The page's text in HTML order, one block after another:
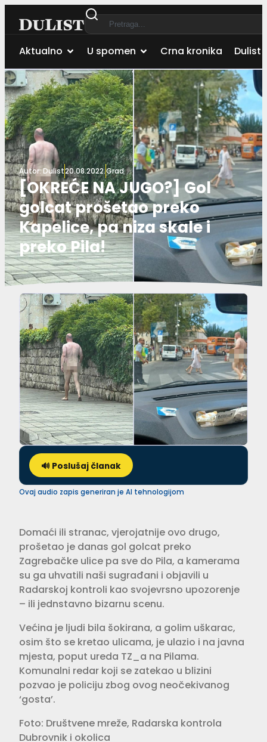
Aktualno U spomen Crna kronika Dulist
Autor:Dulist20.08.2022.Grad
[OKREĆE NA JUGO?] Gol
golcat prošetao preko
Kapelice, pa niza skale i
preko Pila!
🔊 Poslušaj članak
Ovaj audio zapis generiran je AI tehnologijom
Domaći ili stranac, vjerojatnije ovo drugo,
prošetao je danas gol golcat preko
Zagrebačke ulice pa sve do Pila, a kamerama
su ga uhvatili naši sugrađani i objavili u
Radarskoj kontroli kao svojevrsno upozorenje
– ili jednstavno bizarnu scenu.
Većina je ljudi bila šokirana, a golim uškarac,
osim što se kretao ulicama, je ulazio i na javna
mjesta, poput ureda TZ_a na Pilama.
Komunalni redar koji se zatekao u blizini
pozvao je policiju zbog ovog neočekivanog
‘gosta’.
Foto: Društvene mreže, Radarska kontrola
Dubrovnik i okolica